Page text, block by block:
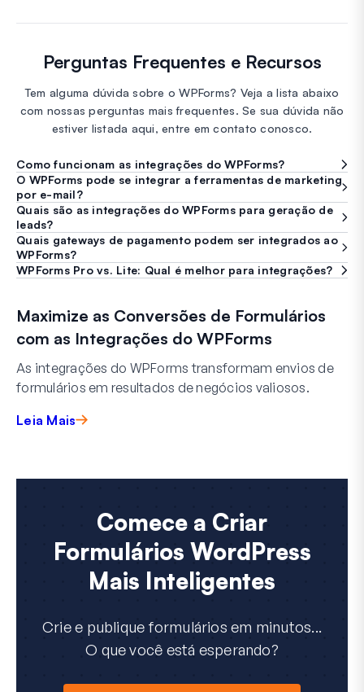
Perguntas Frequentes e Recursos
Tem alguma dúvida sobre o WPForms? Veja a lista abaixo
com nossas perguntas mais frequentes. Se sua dúvida não
estiver listada aqui, entre em contato conosco.
Como funcionam as integrações do WPForms?
O WPForms pode se integrar a ferramentas de marketing
por e-mail?
Quais são as integrações do WPForms para geração de
leads?
Quais gateways de pagamento podem ser integrados ao
WPForms?
WPForms Pro vs. Lite: Qual é melhor para integrações?
Maximize as Conversões de Formulários
com as Integrações do WPForms
As integrações do WPForms transformam envios de
formulários em resultados de negócios valiosos.
Leia Mais
Comece a Criar
Formulários WordPress
Mais Inteligentes
Crie e publique formulários em minutos...
O que você está esperando?